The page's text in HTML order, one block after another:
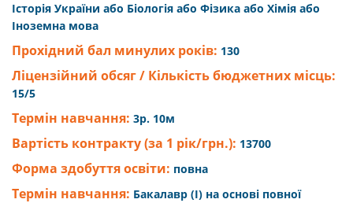
Історія України або Біологія або Фізика або Хімія або
Іноземна мова
Прохідний бал минулих років: 130
Ліцензійний обсяг / Кількість бюджетних місць:
15/5
Термін навчання: 3р. 10м
Вартість контракту (за 1 рік/грн.): 13700
Форма здобуття освіти: повна
Термін навчання: Бакалавр (I) на основі повної